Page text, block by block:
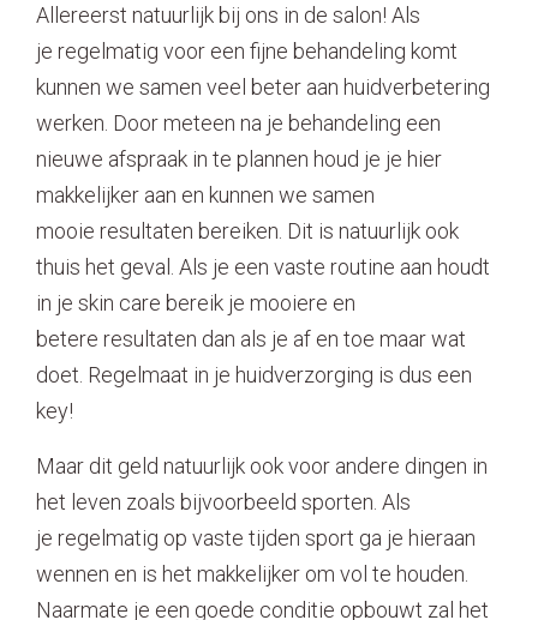
Afspraak
Contact
Allereerst natuurlijk bij ons in de salon! Als
je regelmatig voor een fijne behandeling komt
kunnen we samen veel beter aan huidverbetering
werken. Door meteen na je behandeling een
nieuwe afspraak in te plannen houd je je hier
makkelijker aan en kunnen we samen
mooie resultaten bereiken. Dit is natuurlijk ook
thuis het geval. Als je een vaste routine aan houdt
in je skin care bereik je mooiere en
betere resultaten dan als je af en toe maar wat
doet. Regelmaat in je huidverzorging is dus een
key!
Maar dit geld natuurlijk ook voor andere dingen in
het leven zoals bijvoorbeeld sporten. Als
je regelmatig op vaste tijden sport ga je hieraan
wennen en is het makkelijker om vol te houden.
Naarmate je een goede conditie opbouwt zal het